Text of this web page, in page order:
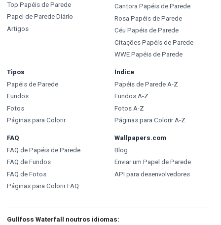
Top Papéis de Parede
Papel de Parede Diário
Artigos
Cantora Papéis de Parede
Rosa Papéis de Parede
Céu Papéis de Parede
Citações Papéis de Parede
WWE Papéis de Parede
Tipos
Papéis de Parede
Fundos
Fotos
Páginas para Colorir
Índice
Papéis de Parede A-Z
Fundos A-Z
Fotos A-Z
Páginas para Colorir A-Z
FAQ
FAQ de Papéis de Parede
FAQ de Fundos
FAQ de Fotos
Páginas para Colorir FAQ
Wallpapers.com
Blog
Enviar um Papel de Parede
API para desenvolvedores
Gullfoss Waterfall noutros idiomas: